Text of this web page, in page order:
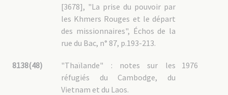
[3678], "La prise du pouvoir par
les Khmers Rouges et le départ
des missionnaires", Échos de la
rue du Bac, n° 87, p.193-213.
8138(48) 1976
"Thaïlande" : notes sur les
réfugiés du Cambodge, du
Vietnam et du Laos.